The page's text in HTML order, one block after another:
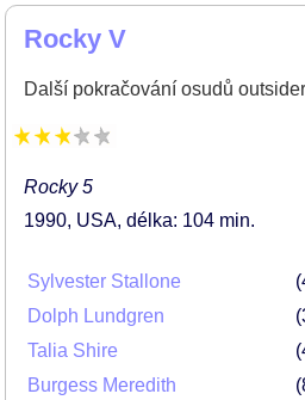
Rocky V
Další pokračování osudů
Rocky 5
1990 USA délka: 104 min
Sylvester Stallone
Dolph Lundgren
Talia Shire
Burgess Meredith